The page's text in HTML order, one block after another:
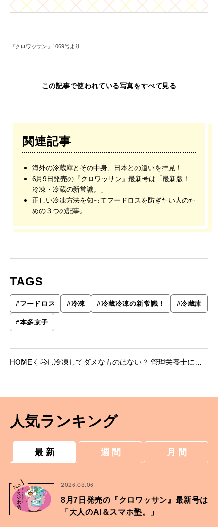
『クロワッサン』1069号より
この記事で使われている写真をすべて見る
関連記事
海外の冷蔵庫とその中身、日本との違いを拝見！
6月9日発売の『クロワッサン』最新号は「最新版！
冷凍・冷蔵の新常識。」
正しい冷凍方法を知ってフードロスを防ぎたい人のた
めの３つの記事。
TAGS
#フードロス #冷凍 #冷蔵冷凍の新常識！ #冷蔵庫
#本多京子
HOME くらし冷凍してダメなものはない？ 管理栄養士に聞
人気ランキング
最 新 週 間 月 間
No.
1 2026.08.06
8月7日発売の『クロワッサン』最新号は
「大人のAI＆スマホ塾。」